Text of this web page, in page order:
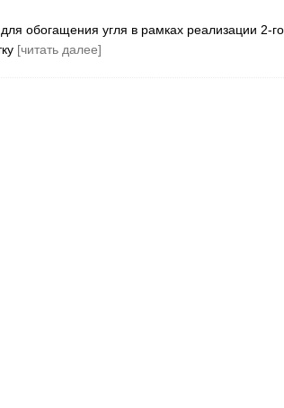
обогащения угля в рамках реализации 2-го
[читать далее]